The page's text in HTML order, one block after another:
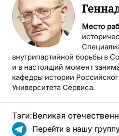
Место
внутрипартийной борьбы в
и в настоящий момент
кафедры истории
Университета Сервиса.
Тэги:Великая
Перейти в нашу